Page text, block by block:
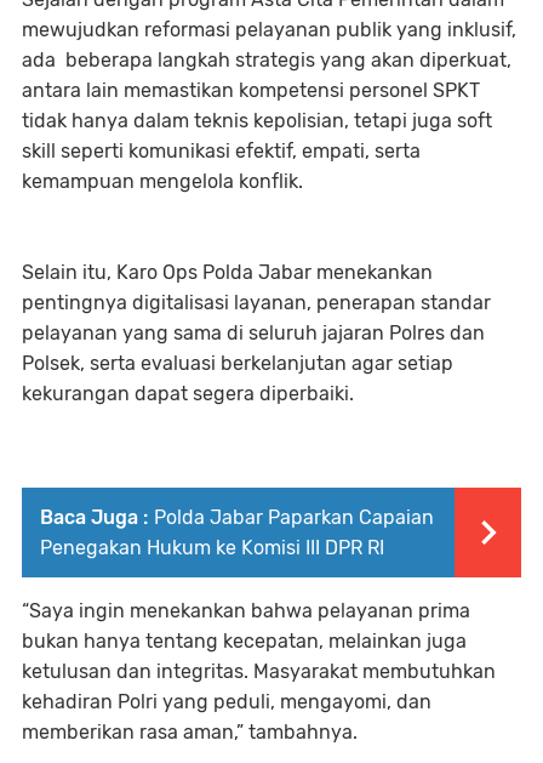
mewujudkan reformasi pelayanan publik yang inklusif,
ada beberapa langkah strategis yang akan diperkuat,
antara lain memastikan kompetensi personel SPKT
tidak hanya dalam teknis kepolisian, tetapi juga soft
skill seperti komunikasi efektif, empati, serta
kemampuan mengelola konflik.
Selain itu, Karo Ops Polda Jabar menekankan
pentingnya digitalisasi layanan, penerapan standar
pelayanan yang sama di seluruh jajaran Polres dan
Polsek, serta evaluasi berkelanjutan agar setiap
kekurangan dapat segera diperbaiki.
Baca Juga : Polda Jabar Paparkan Capaian
Penegakan Hukum ke Komisi III DPR RI
“Saya ingin menekankan bahwa pelayanan prima
bukan hanya tentang kecepatan, melainkan juga
ketulusan dan integritas. Masyarakat membutuhkan
kehadiran Polri yang peduli, mengayomi, dan
memberikan rasa aman,” tambahnya.